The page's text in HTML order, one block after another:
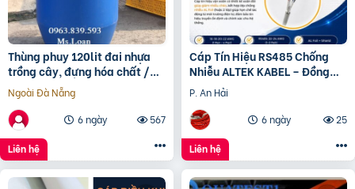
Thùng phuy 120lit đai nhựa
trồng cây, đựng hóa chất /
0963 839 593 Ms.Loan
Ngoài Đà Nẵng
6 ngày
567
Liên hệ
Cáp Tín Hiệu RS485 Chống
Nhiễu ALTEK KABEL – Đồng
Nguyên Chất 100%, Truyền
Tín Hiệu Ổn Định
P. An Hải
6 ngày
25
Liên hệ